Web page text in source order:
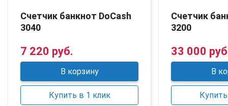
Счетчик банкнот DoCash
3040
7 220 руб.
В корзину
Купить в 1 клик
Счетчик
3200
33 000
В